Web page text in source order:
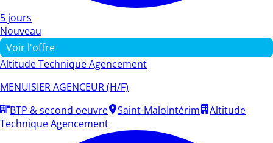
5 jours
Nouveau
Voir l'offre
Altitude Technique Agencement
MENUISIER AGENCEUR (H/F)
BTP & second oeuvre
Saint-MaloIntérim
Altitude
Technique Agencement